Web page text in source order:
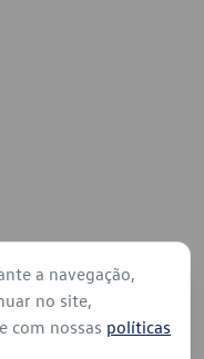
a navegação,
no site,
com nossas políticas